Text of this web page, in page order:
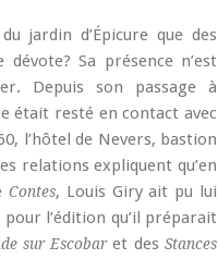
jardin d’Épicure que des
Sa présence n’est
Depuis son passage à
était resté en contact avec
l’hôtel de Nevers, bastion
relations expliquent qu’en
Contes, Louis Giry ait pu lui
pour l’édition qu’il préparait
sur Escobaret des Stances